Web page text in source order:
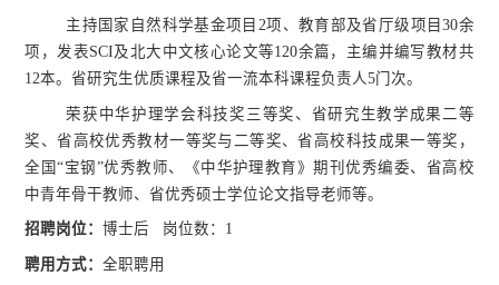
主持国家自然科学基金项目2项、教育部及省厅级项目30余
项，发表SCI及北大中文核心论文等120余篇，主编并编写教材共
12本。省研究生优质课程及省一流本科课程负责人5门次。
荣获中华护理学会科技奖三等奖、省研究生教学成果二等
奖、省高校优秀教材一等奖与二等奖、省高校科技成果一等奖，
全国“宝钢”优秀教师、《中华护理教育》期刊优秀编委、省高校
中青年骨干教师、省优秀硕士学位论文指导老师等。
招聘岗位：博士后 岗位数： 1
聘用方式：全职聘用